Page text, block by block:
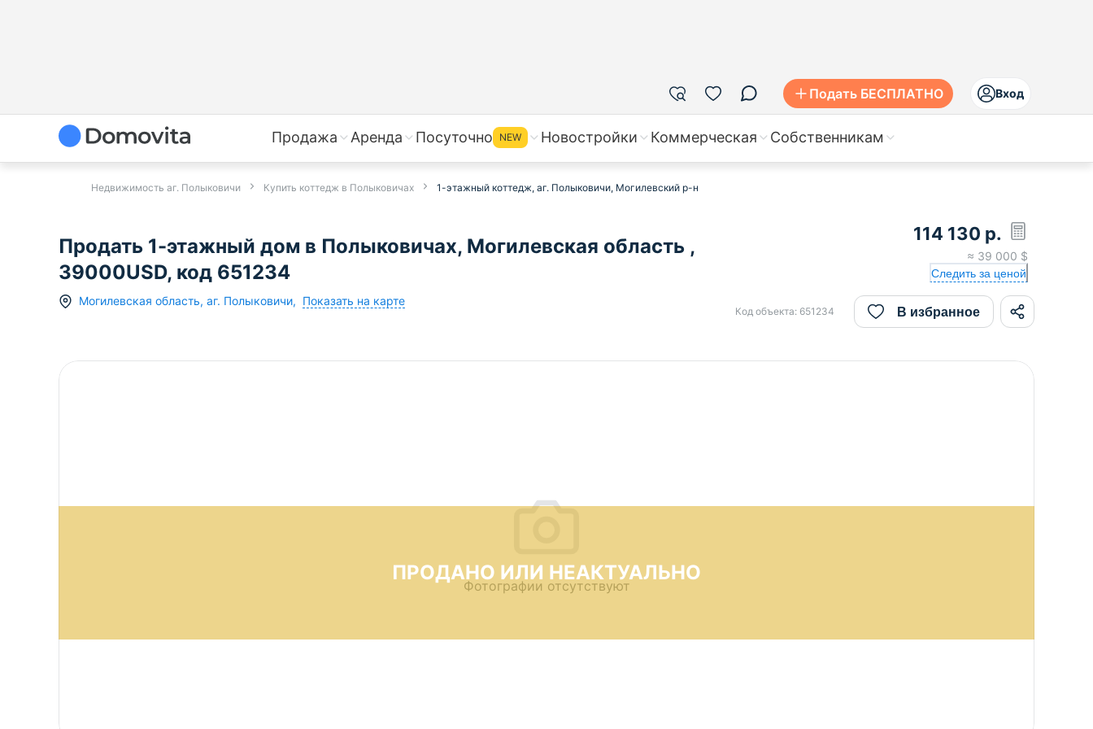
Подать БЕСПЛАТНО Вход
Продажа Аренда Посуточно NEW Новостройки Коммерческая Собственникам
Недвижимость аг. Полыковичи Купить коттедж в Полыковичах 1-этажный коттедж, аг. Полыковичи, Могилевский р-н
Продать 1-этажный дом в Полыковичах, Могилевская область ,
39000USD, код 651234
Могилевская область, аг. Полыковичи, Показать на карте
114 130 р.
≈ 39 000 $
Следить за ценой
Код объекта: 651234 В избранное
ПРОДАНО ИЛИ НЕАКТУАЛЬНО
Фотографии отсутствуют